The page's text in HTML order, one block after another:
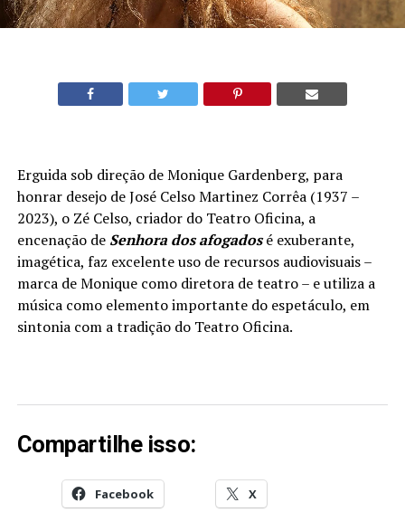
Erguida sob direção de Monique Gardenberg, para
honrar desejo de José Celso Martinez Corrêa (1937 –
2023), o Zé Celso, criador do Teatro Oficina, a
encenação de Senhora dos afogadosé exuberante,
imagética, faz excelente uso de recursos audiovisuais –
marca de Monique como diretora de teatro – e utiliza a
música como elemento importante do espetáculo, em
sintonia com a tradição do Teatro Oficina.
Compartilhe isso:
Facebook X